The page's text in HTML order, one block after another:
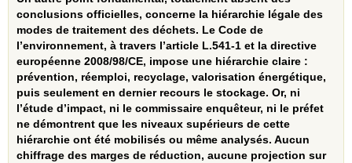
conclusions officielles, concerne la hiérarchie légale des
modes de traitement des déchets. Le Code de
l’environnement, à travers l’article L.541‑1 et la directive
européenne 2008/98/CE, impose une hiérarchie claire :
prévention, réemploi, recyclage, valorisation énergétique,
puis seulement en dernier recours le stockage. Or, ni
l’étude d’impact, ni le commissaire enquêteur, ni le préfet
ne démontrent que les niveaux supérieurs de cette
hiérarchie ont été mobilisés ou même analysés. Aucun
chiffrage des marges de réduction, aucune projection sur